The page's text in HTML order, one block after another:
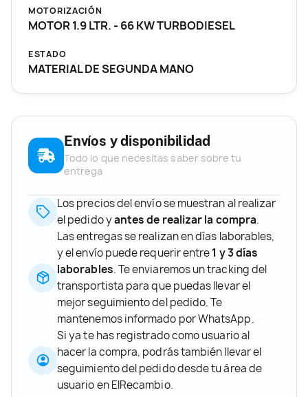
MOTORIZACIÓN
MOTOR 1.9 LTR. - 66 KW TURBODIESEL
ESTADO
MATERIAL DE SEGUNDA MANO
Envíos y disponibilidad
Todo lo que necesitas saber sobre tu
entrega
Los precios del envío se muestran al realizar
el pedido yantes de realizar la compra.
Las entregas se realizan en días laborables,
y el envío puede requerir entre1 y 3 días
laborables. Te enviaremos un tracking del
transportista para que puedas llevar el
mejor seguimiento del pedido. Te
mantenemos informado por WhatsApp.
Si ya te has registrado como usuario al
hacer la compra, podrás también llevar el
seguimiento del pedido desde tu área de
usuario en ElRecambio.